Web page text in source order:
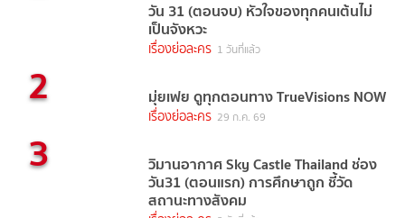
วัน 31 (ตอนจบ) หัวใจของทุกคนเต้นไม่
เป็นจังหวะ
เรื่องย่อละคร 1 วันที่แล้ว
2 มุ่ยเฟย ดูทุกตอนทาง TrueVisions NOW
เรื่องย่อละคร 29 ก.ค. 69
3 วิมานอากาศ Sky Castle Thailand ช่อง
วัน31 (ตอนแรก) การศึกษาถูก ชี้วัด
สถานะทางสังคม